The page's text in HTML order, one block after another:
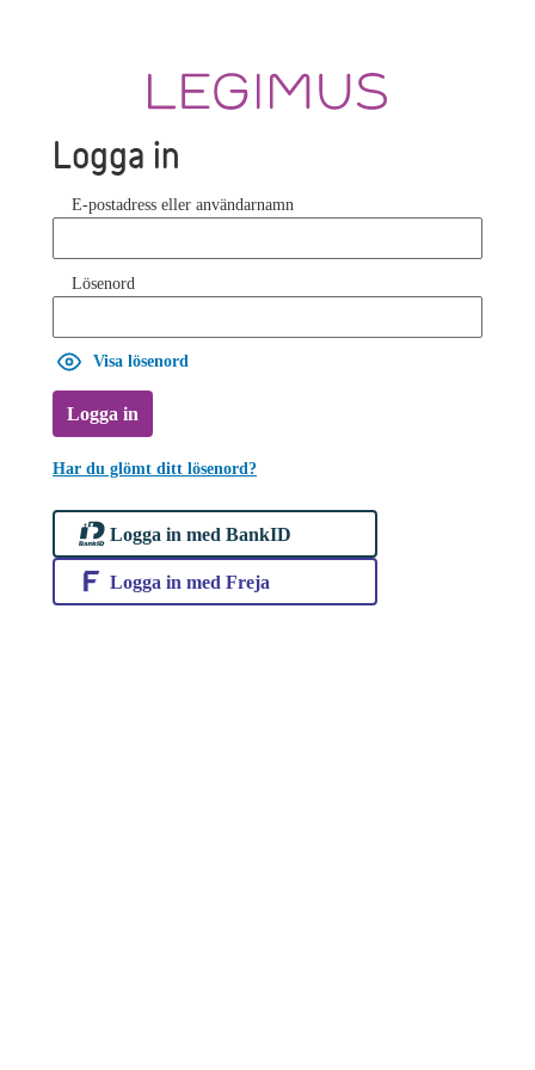
Logga in
E-postadress eller användarnamn
Lösenord
Visa lösenord
Logga in
Har du glömt ditt lösenord?
Logga in med BankID
Logga in med Freja